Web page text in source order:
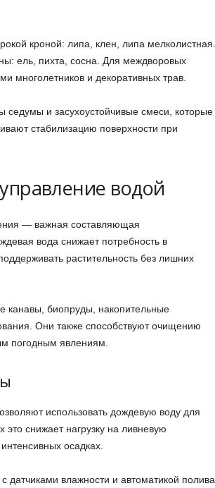
кроной: липа, клен, липа мелколистная.
ель, пихта, сосна. Для междворовых
многолетников и декоративных трав.
и засухоустойчивые смеси, которые
стабилизацию поверхности при
водой
— важная составляющая
вода снижает потребность в
растительность без лишних
биопруды, накопительные
Они также способствуют очищению
погодным явлениям.
использовать дождевую воду для
это снижает нагрузку на ливневую
осадках.
влажности и автоматикой полива,